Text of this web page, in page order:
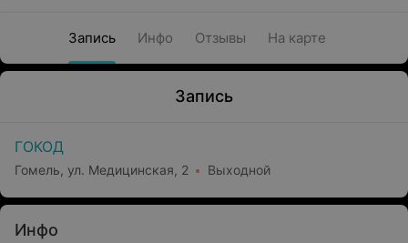
Запись Инфо Отзывы На карте
Запись
ГОКОД
Гомель, ул. Медицинская, 2 Выходной
Инфо